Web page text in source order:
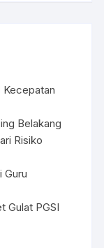
Kecepatan
Belakang
Risiko
Guru
Gulat PGSI